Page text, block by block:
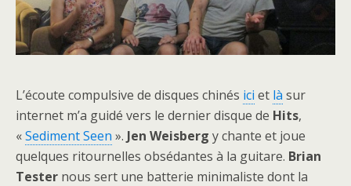
L’écoute compulsive de disques chinés ici et là sur
internet m’a guidé vers le dernier disque de Hits,
«Sediment Seen ». Jen Weisberg y chante et joue
quelques ritournelles obsédantes à la guitare. Brian
Tester nous sert une batterie minimaliste dont la